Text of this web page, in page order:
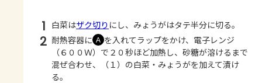
1 白菜はザク切り にし、みょうがはタテ半分に切る。
2 耐熱容器に Ａ を入れてラップをかけ、電子レンジ
（６００Ｗ）で２０秒ほど加熱し、砂糖が溶けるまで
混ぜ合わせ、（１）の白菜・みょうがを加えて漬け
る。